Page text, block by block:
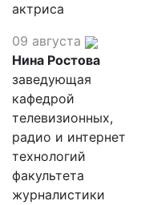
актриса
09 августа
Нина Ростова
заведующая
кафедрой
телевизионных,
радио и интернет
технологий
факультета
журналистики